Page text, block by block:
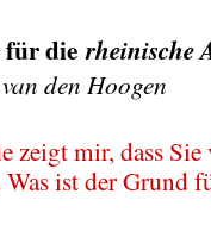
für dierheinische
den Hoogen
zeigt mir, dass Sie
Was ist der Grund